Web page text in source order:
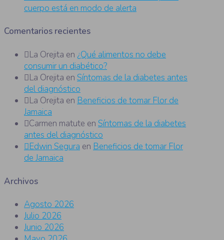
cuerpo está en modo de alerta
Comentarios recientes
La Orejita en ¿Qué alimentos no debe
consumir un diabético?
La Orejita en Síntomas de la diabetes antes
del diagnóstico
La Orejita en Beneficios de tomar Flor de
Jamaica
Carmen matute en Síntomas de la diabetes
antes del diagnóstico
Edwin Segura en Beneficios de tomar Flor
de Jamaica
Archivos
Agosto 2026
Julio 2026
Junio 2026